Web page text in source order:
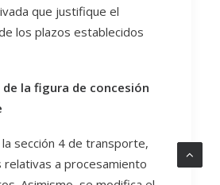
que justifique el
los plazos establecidos
de la figura de concesión
sección 4 de transporte,
relativas a procesamiento